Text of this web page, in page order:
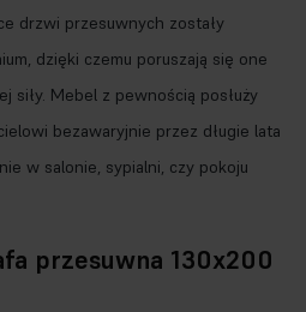
drzwi przesuwnych zostały
dzięki czemu poruszają się one
siły. Mebel z pewnością posłuży
bezawaryjnie przez długie lata
w salonie, sypialni, czy pokoju
przesuwna 130x200